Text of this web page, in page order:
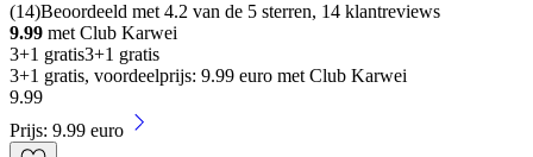
(14)Beoordeeld met 4.2 van de 5 sterren, 14 klantreviews
9.99 met Club Karwei
3+1 gratis3+1 gratis
3+1 gratis, voordeelprijs: 9.99 euro met Club Karwei
9.99
Prijs: 9.99 euro